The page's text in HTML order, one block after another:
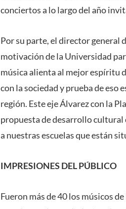
conciertos a lo largo del año
Por su parte, el director general
motivación de la Universidad
música alienta al mejor espíritu
con la sociedad y prueba de eso
región. Este eje Álvarez con la
propuesta de desarrollo
a nuestras escuelas que están
IMPRESIONES DEL PÚBLICO
Fueron más de 40 los músicos